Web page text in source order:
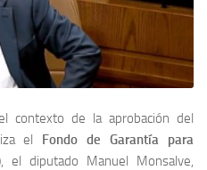
contexto de la aprobación del
el Fondo de Garantía para
, el diputado Manuel Monsalve,